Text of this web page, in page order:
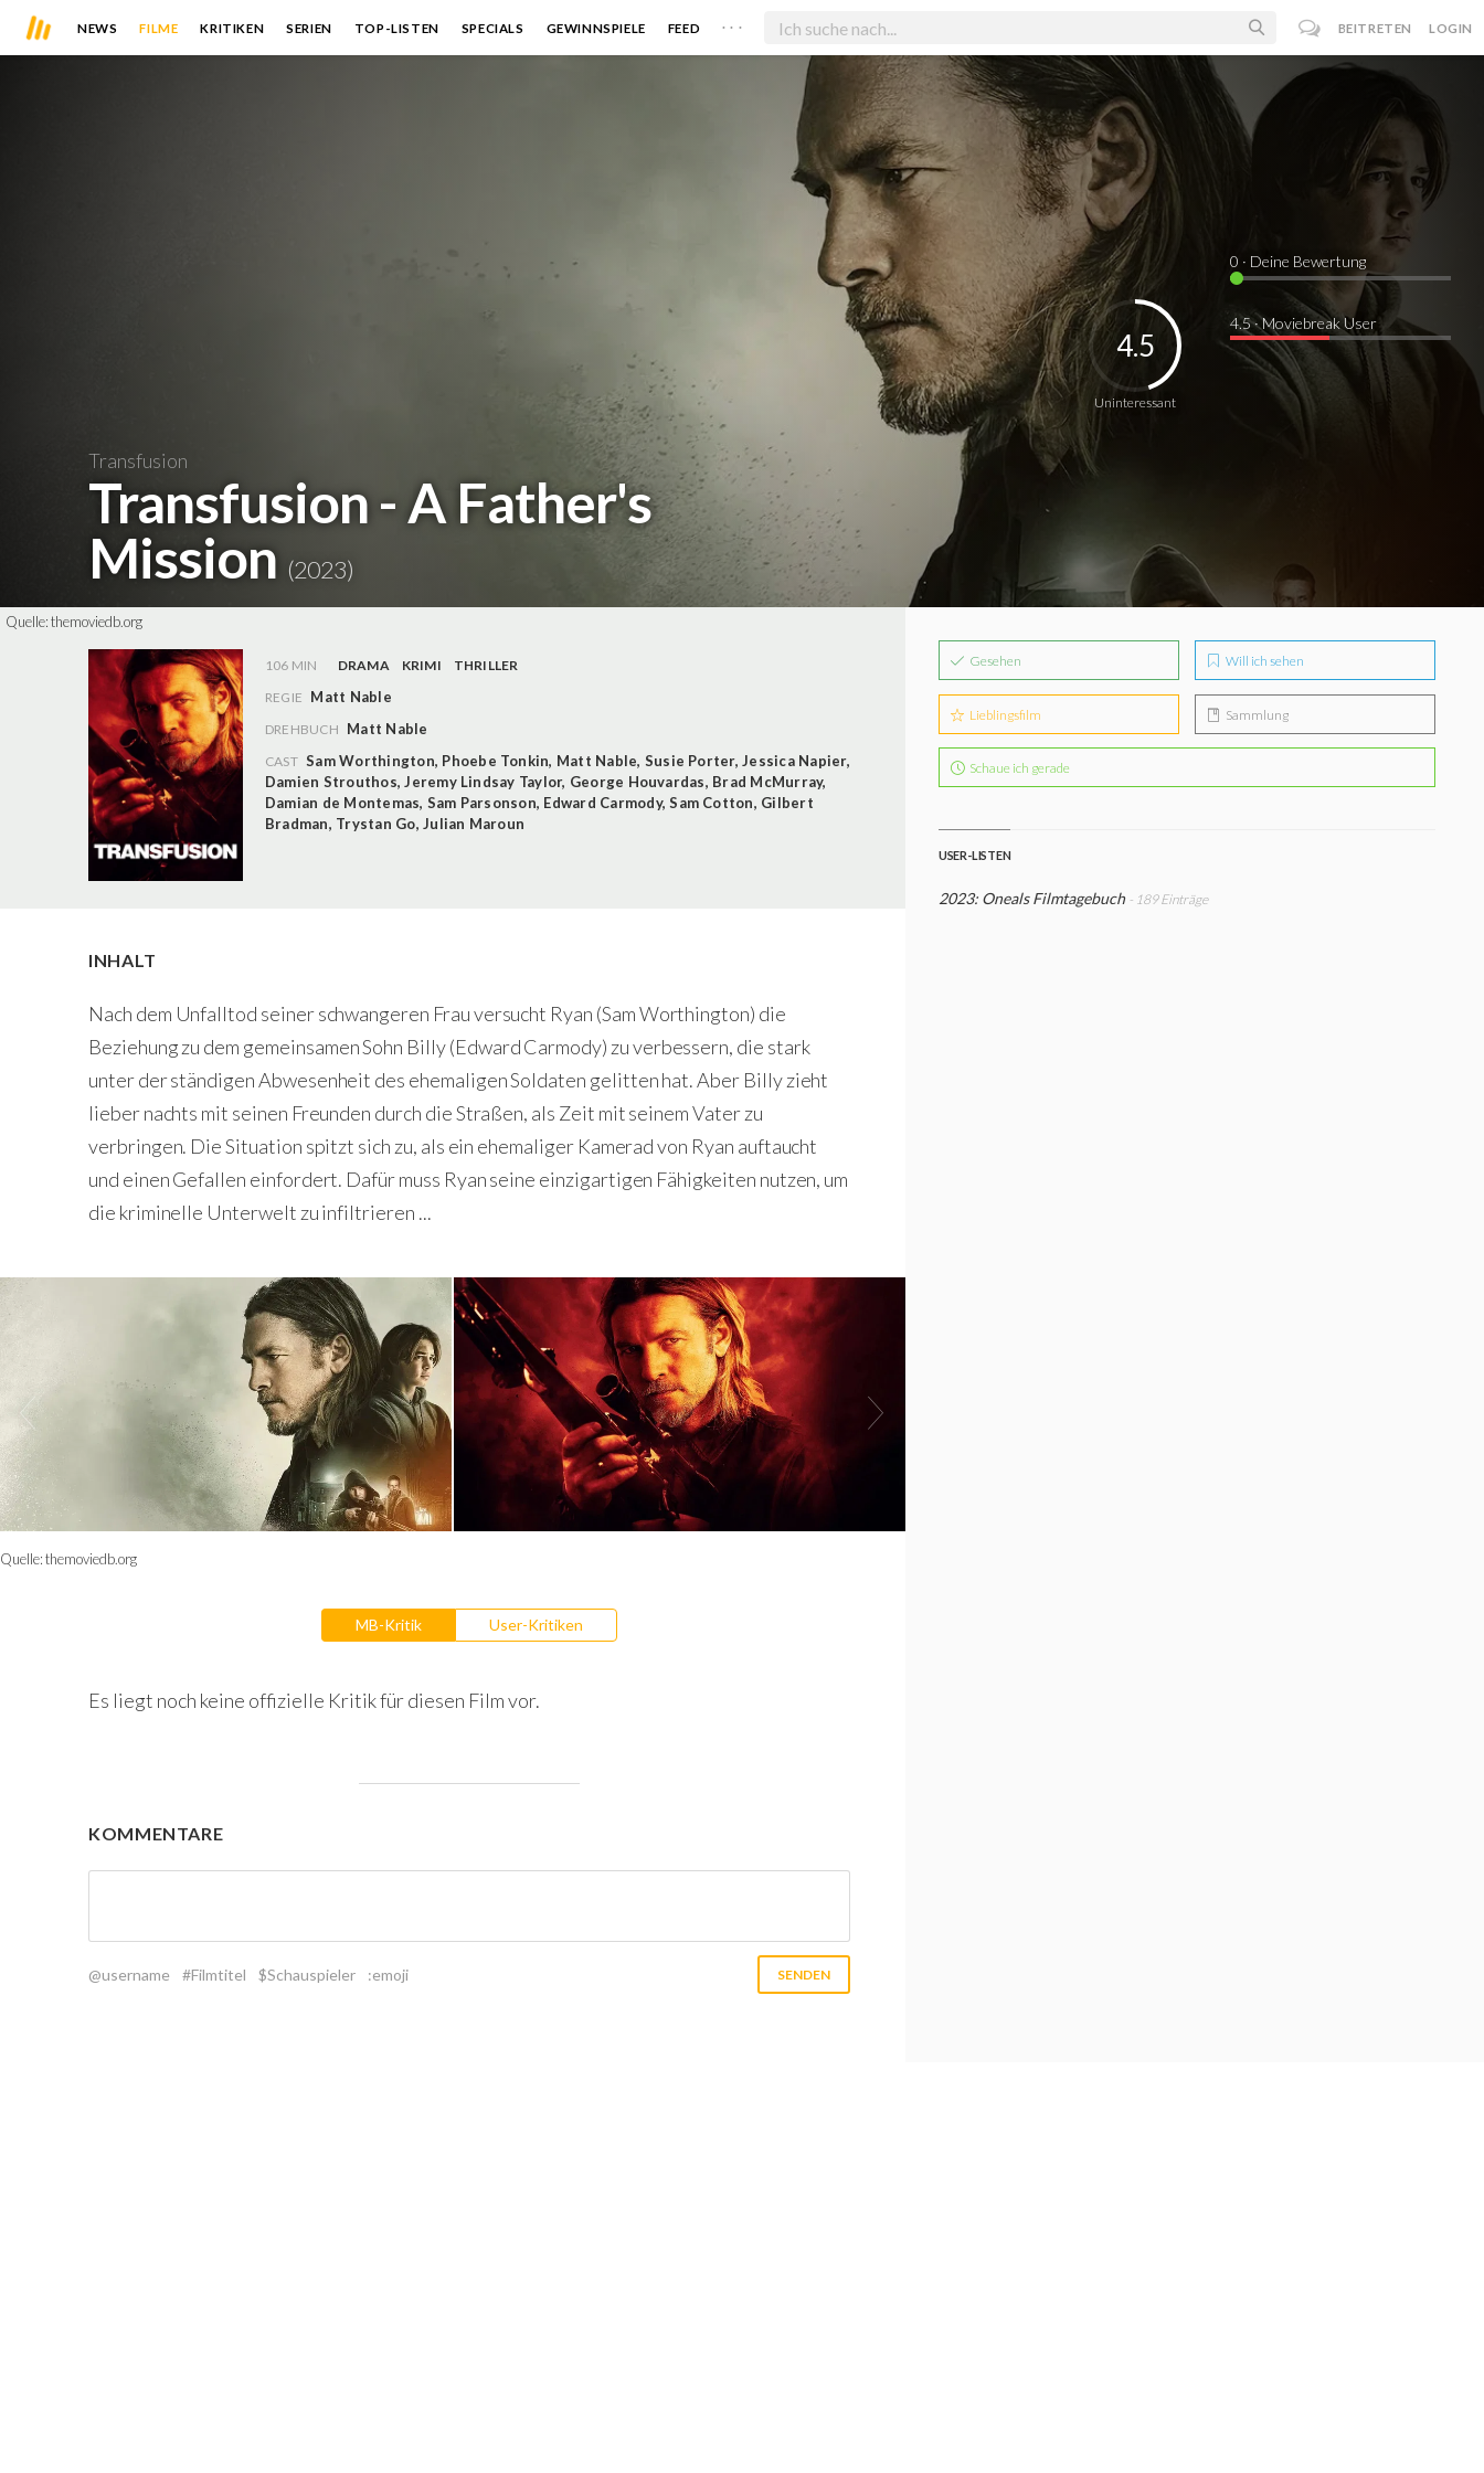
NEWS FILME KRITIKEN SERIEN TOP-LISTEN SPECIALS GEWINNSPIELE FEED . . . BEITRETEN LOGIN
Transfusion
Transfusion - A Father's
Mission (2023)
Uninteressant
4.5
0 · Deine Bewertung
4.5 · Moviebreak User
Quelle:themoviedb.org
106 MIN DRAMA KRIMI
THRILLER
REGIE Matt Nable
DREHBUCH Matt Nable
CAST Sam Worthington, Phoebe Tonkin, Matt Nable, Susie Porter,Jessica Napier,
Damien Strouthos,Jeremy Lindsay Taylor, George Houvardas, Brad McMurray,
Damian de Montemas, Sam Parsonson, Edward Carmody,Sam Cotton, Gilbert
Bradman, Trystan Go,Julian Maroun
INHALT
Nach dem Unfalltod seiner schwangeren Frau versucht Ryan (Sam Worthington) die
Beziehung zu dem gemeinsamen Sohn Billy (Edward Carmody) zu verbessern, die stark
unter der ständigen Abwesenheit des ehemaligen Soldaten gelitten hat. Aber Billy zieht
lieber nachts mit seinen Freunden durch die Straßen, als Zeit mit seinem Vater zu
verbringen. Die Situation spitzt sich zu, als ein ehemaliger Kamerad von Ryan auftaucht
und einen Gefallen einfordert. Dafür muss Ryan seine einzigartigen Fähigkeiten nutzen, um
die kriminelle Unterwelt zu infiltrieren ...
Quelle:themoviedb.org
MB-Kritik User-Kritiken
Es liegt noch keine offizielle Kritik für diesen Film vor.
KOMMENTARE
@username #Filmtitel $Schauspieler :emoji
Gesehen Will ich sehen
Lieblingsfilm Sammlung
Schaue ich gerade
USER-LISTEN
2023: Oneals Filmtagebuch - 189 Einträge